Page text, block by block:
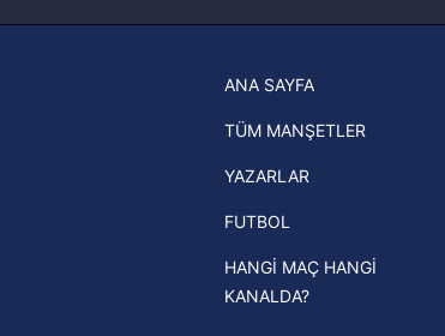
6698 sayılı
mevzuata uygun
haberleri
Trendyol Süper Lig
Ziraat Türkiye Kupası
UEFA Şampiyonlar Ligi
UEFA Avrupa Ligi
UEFA Konferans Ligi
ANA SAYFA
TÜM MANŞETLER
YAZARLAR
FUTBOL
HANGİ MAÇ HANGİ
KANALDA?